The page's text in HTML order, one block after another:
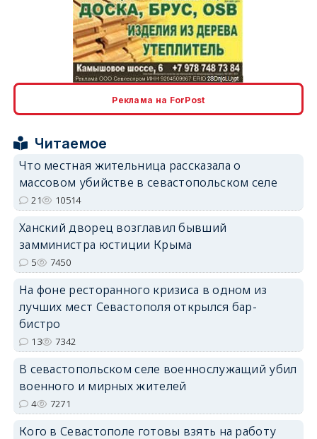
erid: 2SDnjcLUypt
erid: 2SDnjcrDNw6
erid: 2SDnjdPjgYS
erid: 2SDnjdvhGXG
Реклама на ForPost
Читаемое
Что местная жительница рассказала о
массовом убийстве в севастопольском селе
21 10514
Ханский дворец возглавил бывший
замминистра юстиции Крыма
5 7450
На фоне ресторанного кризиса в одном из
лучших мест Севастополя открылся бар-
бистро
13 7342
В севастопольском селе военнослужащий убил
военного и мирных жителей
4 7271
Кого в Севастополе готовы взять на работу